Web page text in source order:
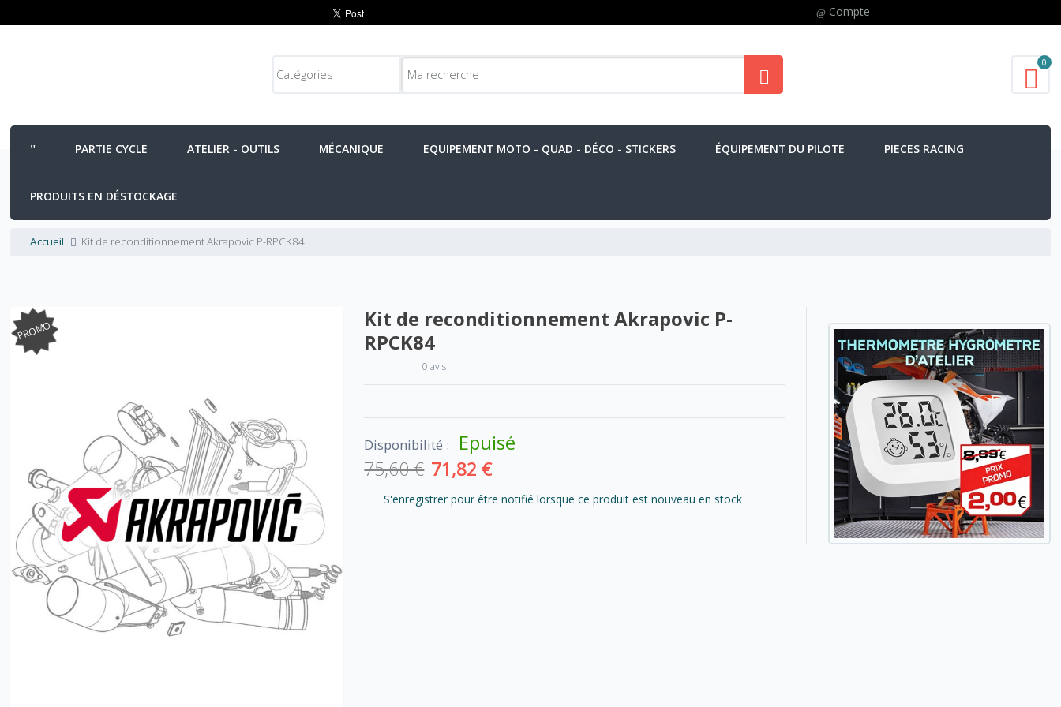
Compte
0
PARTIE CYCLE ATELIER - OUTILS MÉCANIQUE EQUIPEMENT MOTO - QUAD - DÉCO - STICKERS ÉQUIPEMENT DU PILOTE PIECES RACING
PRODUITS EN DÉSTOCKAGE
Accueil Kit de reconditionnement Akrapovic P-RPCK84
PROMO
Kit de reconditionnement Akrapovic P-
RPCK84
0 avis
Disponibilité : Epuisé
75,60 € 71,82 €
S'enregistrer pour être notifié lorsque ce produit est nouveau en stock